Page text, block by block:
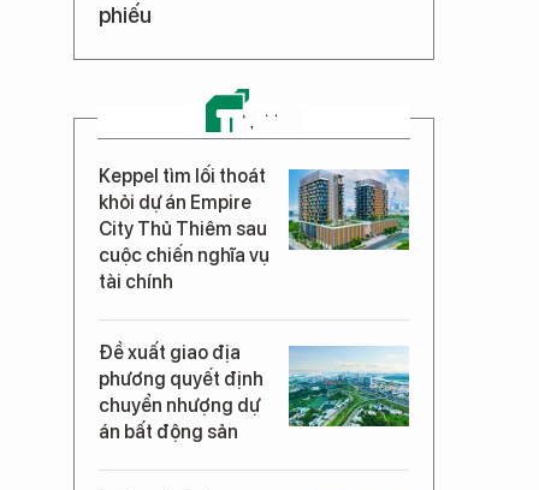
phiếu
TIN MỚI
Keppel tìm lối thoát
khỏi dự án Empire
City Thủ Thiêm sau
cuộc chiến nghĩa vụ
tài chính
Đề xuất giao địa
phương quyết định
chuyển nhượng dự
án bất động sản